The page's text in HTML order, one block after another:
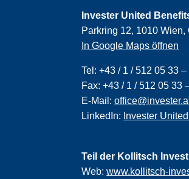
Invester United
Parkring 12, 1010 Wien,
In Google Maps öffnen
Tel:+43 / 1 / 512 05 33 –
Fax:+43 / 1 / 512 05 33
E-Mail:
LinkedIn: Invester
Teil der Kollitsch Invest
Web:www.kollitsch-